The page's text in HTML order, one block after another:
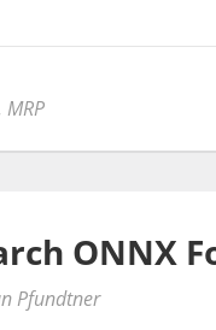
MRP
ONNX
Pfundtner